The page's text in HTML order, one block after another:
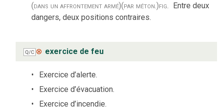
(dans un affrontement armé)(par méton.)fig.
Entre deux
dangers, deux positions contraires.
Q/C ⊗ exercice de feu
Exercice d’alerte.
Exercice d’évacuation.
Exercice d’incendie.